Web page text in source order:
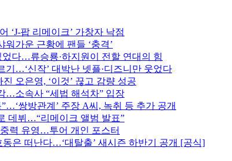
‘J-팝 리메이크’ 가창자 낙점
가운 근황에 팬들 ‘충격’
었다…류승룡·하지원이 전할 연대의 힘
기…‘신작’ 대박난 넷플·디즈니만 웃었다
오은영, ‘이것’ 끊고 감량 성공
…소속사 “세법 해석차” 입장
쌍방관계’ 주장 A씨, 녹취 등 추가 공개
데뷔…“리메이크 앨범 발표”
력 유영…투어 개인 포스터
동은 떠난다…‘대탈출’ 새시즌 하반기 공개 [공식]